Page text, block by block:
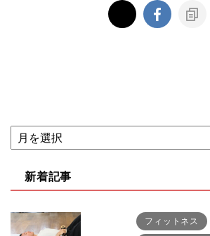
新着記事
フィットネス